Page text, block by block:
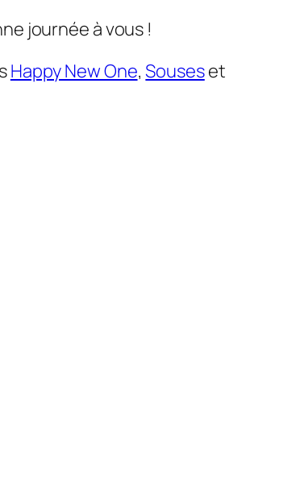
journée à vous !
Happy New One,Souseset